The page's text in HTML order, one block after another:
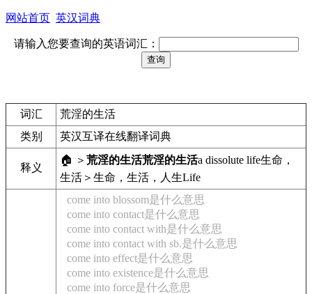
网站首页 英汉词典
请输入您要查询的英语词汇：
词汇
荒淫的生活
类别
英汉互译在线翻译词典
释义
🏠 ＞ 荒淫的生活荒淫的生活a dissolute life生命，
生活＞生命，生活，人生Life
come into blossom是什么意思
come into contact是什么意思
come into contact with是什么意思
come into contact with sb.是什么意思
come into effect是什么意思
come into existence是什么意思
come into force是什么意思